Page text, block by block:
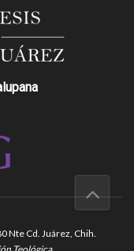
Nte Cd. Juárez, Chih.